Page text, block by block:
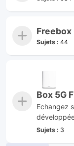
Freebox
Sujets : 44
Box 5G
Echangez
Sujets : 3